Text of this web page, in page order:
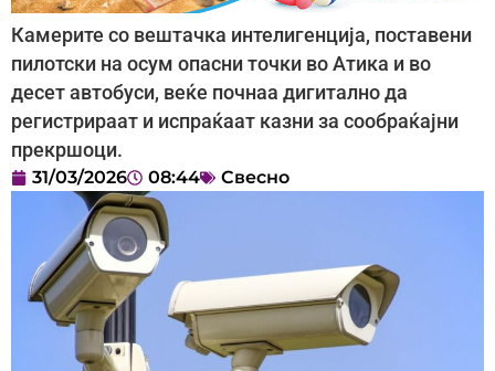
Камерите со вештачка интелигенција, поставени
пилотски на осум опасни точки во Атика и во
десет автобуси, веќе почнаа дигитално да
регистрираат и испраќаат казни за сообраќајни
прекршоци.
31/03/2026 08:44 Свесно